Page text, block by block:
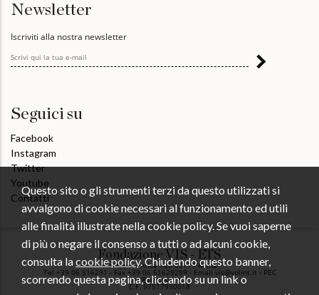
Newsletter
Iscriviti alla nostra newsletter
Seguici su
Facebook
Instagram
Twitter
Youtube
Contatti
Fondazione VIS - ETS
Via Appia Antica 126 00179 Roma
Tel +39 06 516291 - Fax +39 06 51629299 - Email vis@volint.it - PEC
vis@pec.volint.it
C.F. 97517930018
Questo sito o gli strumenti terzi da questo utilizzati si
avvalgono di cookie necessari al funzionamento ed utili
alle finalità illustrate nella cookie policy. Se vuoi saperne
di più o negare il consenso a tutti o ad alcuni cookie,
consulta lacookie policy. Chiudendo questo banner,
scorrendo questa pagina, cliccando su un link o